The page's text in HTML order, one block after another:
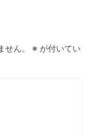
ん。 ※ が付いてい